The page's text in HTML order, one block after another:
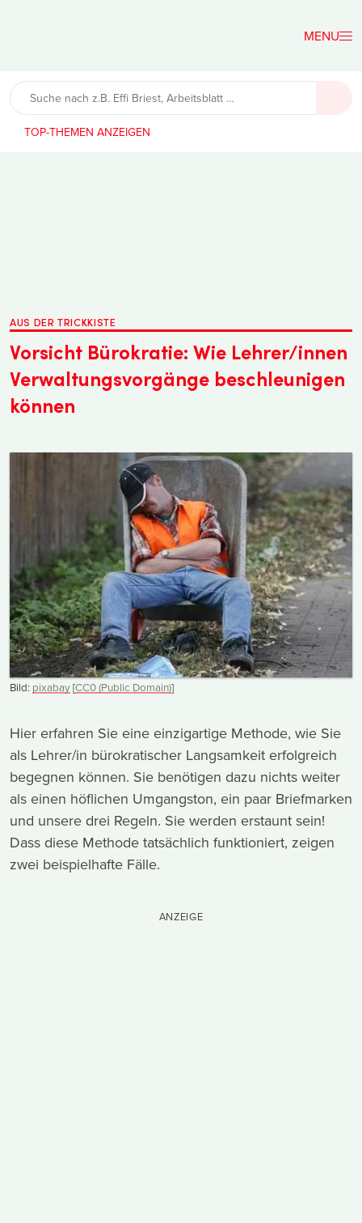
Lehrerfreund
TOP-THEMEN
AUS DER TRICKKISTE
Vorsicht Bürokratie: Wie Lehrer/innen
Verwaltungsvorgänge beschleunigen
können
Bild: pixabay[CC0 (Public Domain)]
Hier erfahren Sie eine einzigartige Methode, wie Sie
als Lehrer/in bürokratischer Langsamkeit erfolgreich
begegnen können. Sie benötigen dazu nichts weiter
als einen höflichen Umgangston, ein paar Briefmarken
und unsere drei Regeln. Sie werden erstaunt sein!
Dass diese Methode tatsächlich funktioniert, zeigen
zwei beispielhafte Fälle.
ANZEIGE